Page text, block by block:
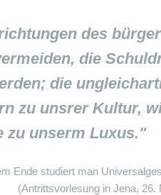
des
die
die
zu unsrer Kultur,
zu unserm Luxus."
Ende studiert man
(Antrittsvorlesung in Jena, 26.